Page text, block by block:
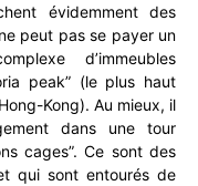
évidemment des
peut pas se payer un
d’immeubles
peak” (le plus haut
Kong). Au mieux, il
dans une tour
cages”. Ce sont des
qui sont entourés de